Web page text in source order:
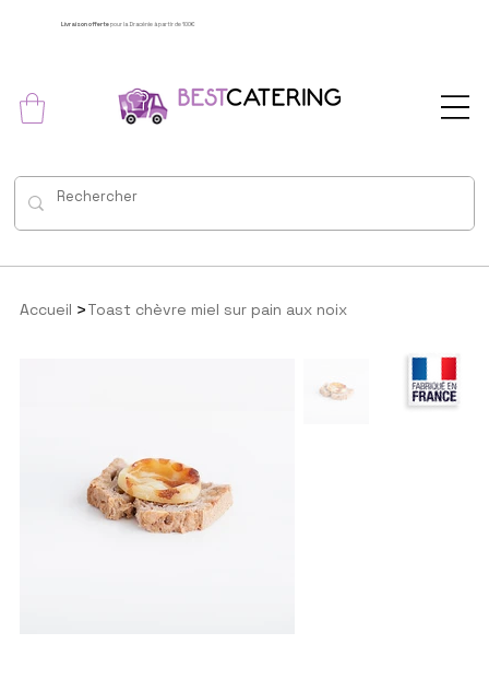
Livraison offertepour la Dracénie à partir de 100€
Accueil >Toast chèvre miel sur pain aux noix